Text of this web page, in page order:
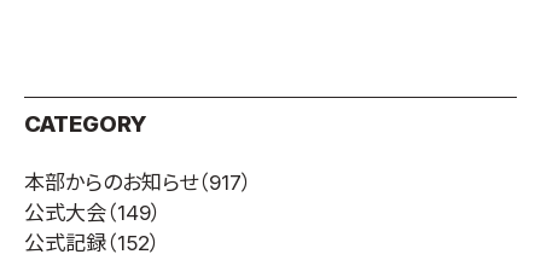
CATEGORY
本部からのお知らせ（917）
公式大会（149）
公式記録（152）